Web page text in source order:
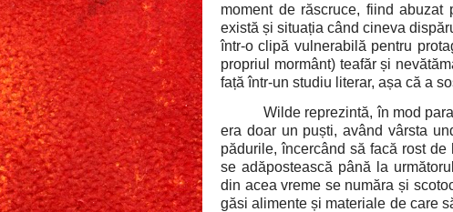
moment de răscruce, fiind abuzat
există și situația când cineva
într-o clipă vulnerabilă pentru
propriul mormânt) teafăr și
față într-un studiu literar, așa că a
Wilde reprezintă, în mod
era doar un puști, având vârsta
pădurile, încercând să facă rost
se adăpostească până la
din acea vreme se număra și
găsi alimente și materiale de care